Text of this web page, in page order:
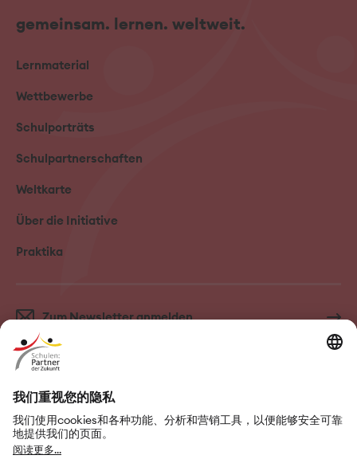
gemeinsam. lernen. weltweit.
Lernmaterial
Wettbewerbe
Schulporträts
Schulpartnerschaften
Weltkarte
Über die Initiative
Praktika
Zum Newsletter anmelden
Kontakt